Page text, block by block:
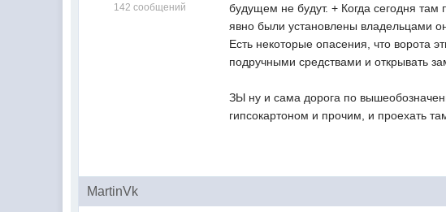
142 сообщений
будущем не будут. + Когда сегодня
явно были установлены владельцами
Есть некоторые опасения, что ворота
подручными средствами и открывать
ЗЫ ну и сама дорога по
гипсокартоном и прочим, и проехать
MartinVk